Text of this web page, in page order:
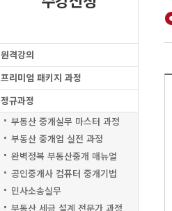
원격강의
프리미엄 패키지 과정
정규과정
부동산 중개실무 마스터 과정
부동산 중개업 실전 과정
완벽정복 부동산중개 매뉴얼
공인중개사 컴퓨터 중개기법
민사소송실무
부동산 세금 설계 전문가 과정